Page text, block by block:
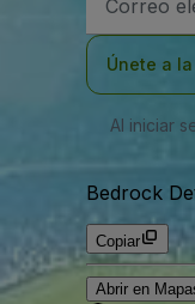
de
Únete a
Al iniciar
Bedrock
Copiar
Abrir en